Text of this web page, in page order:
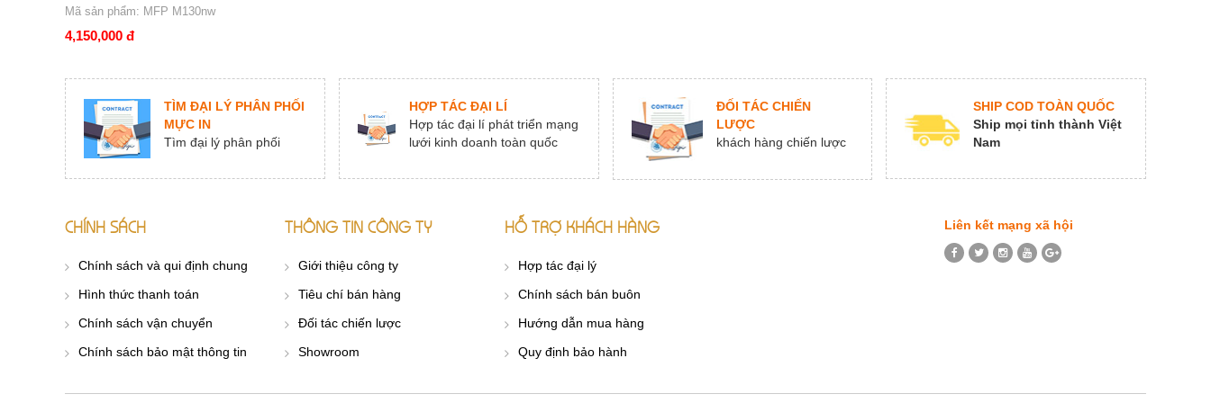
Mã sản phẩm: MFP M130nw
4,150,000 đ
TÌM ĐẠI LÝ PHÂN PHỐI
MỰC IN
Tìm đại lý phân phối
HỢP TÁC ĐẠI LÍ
Hợp tác đại lí phát triển mạng
lưới kinh doanh toàn quốc
ĐỐI TÁC CHIẾN
LƯỢC
khách hàng chiến lược
SHIP COD TOÀN QUỐC
Ship mọi tỉnh thành Việt
Nam
CHÍNH SÁCH
Chính sách và qui định chung
Hình thức thanh toán
Chính sách vận chuyển
Chính sách bảo mật thông tin
THÔNG TIN CÔNG TY
Giới thiệu công ty
Tiêu chí bán hàng
Đối tác chiến lược
Showroom
HỖ TRỢ KHÁCH HÀNG
Hợp tác đại lý
Chính sách bán buôn
Hướng dẫn mua hàng
Quy định bảo hành
Liên kết mạng xã hội